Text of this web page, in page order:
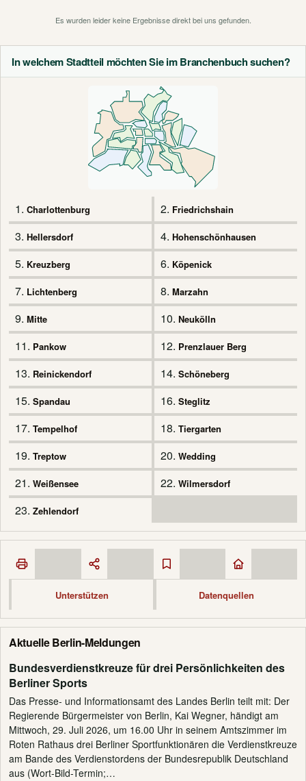
In welchem Stadtteil möchten Sie im Branchenbuch suchen?
1. Charlottenburg 2. Friedrichshain
3. Hellersdorf 4. Hohenschönhausen
5. Kreuzberg 6. Köpenick
7. Lichtenberg 8. Marzahn
9. Mitte 10. Neukölln
11. Pankow 12. Prenzlauer Berg
13. Reinickendorf 14. Schöneberg
15. Spandau 16. Steglitz
17. Tempelhof 18. Tiergarten
19. Treptow 20. Wedding
21. Weißensee 22. Wilmersdorf
23. Zehlendorf
Unterstützen Datenquellen
Aktuelle Berlin-Meldungen
Bundesverdienstkreuze für drei Persönlichkeiten des
Berliner Sports
Das Presse- und Informationsamt des Landes Berlin teilt mit: Der
Regierende Bürgermeister von Berlin, Kai Wegner, händigt am
Mittwoch, 29. Juli 2026, um 16.00 Uhr in seinem Amtszimmer im
Roten Rathaus drei Berliner Sportfunktionären die Verdienstkreuze
am Bande des Verdienstordens der Bundesrepublik Deutschland
aus (Wort-Bild-Termin;…
Es wurden leider keine Ergebnisse direkt bei uns gefunden.